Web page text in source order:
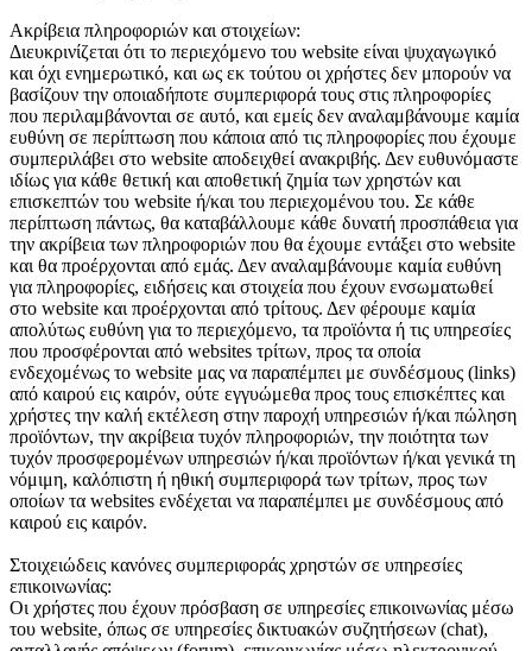
Ακρίβεια πληροφοριών και στοιχείων:
Διευκρινίζεται ότι το περιεχόμενο του website είναι ψυχαγωγικό
και όχι ενημερωτικό, και ως εκ τούτου οι χρήστες δεν μπορούν να
βασίζουν την οποιαδήποτε συμπεριφορά τους στις πληροφορίες
που περιλαμβάνονται σε αυτό, και εμείς δεν αναλαμβάνουμε καμία
ευθύνη σε περίπτωση που κάποια από τις πληροφορίες που έχουμε
συμπεριλάβει στο website αποδειχθεί ανακριβής. Δεν ευθυνόμαστε
ιδίως για κάθε θετική και αποθετική ζημία των χρηστών και
επισκεπτών του website ή/και του περιεχομένου του. Σε κάθε
περίπτωση πάντως, θα καταβάλλουμε κάθε δυνατή προσπάθεια για
την ακρίβεια των πληροφοριών που θα έχουμε εντάξει στο website
και θα προέρχονται από εμάς. Δεν αναλαμβάνουμε καμία ευθύνη
για πληροφορίες, ειδήσεις και στοιχεία που έχουν ενσωματωθεί
στο website και προέρχονται από τρίτους. Δεν φέρουμε καμία
απολύτως ευθύνη για το περιεχόμενο, τα προϊόντα ή τις υπηρεσίες
που προσφέρονται από websites τρίτων, προς τα οποία
ενδεχομένως το website μας να παραπέμπει με συνδέσμους (links)
από καιρού εις καιρόν, ούτε εγγυώμεθα προς τους επισκέπτες και
χρήστες την καλή εκτέλεση στην παροχή υπηρεσιών ή/και πώληση
προϊόντων, την ακρίβεια τυχόν πληροφοριών, την ποιότητα των
τυχόν προσφερομένων υπηρεσιών ή/και προϊόντων ή/και γενικά τη
νόμιμη, καλόπιστη ή ηθική συμπεριφορά των τρίτων, προς των
οποίων τα websites ενδέχεται να παραπέμπει με συνδέσμους από
καιρού εις καιρόν.
Στοιχειώδεις κανόνες συμπεριφοράς χρηστών σε υπηρεσίες
επικοινωνίας:
Οι χρήστες που έχουν πρόσβαση σε υπηρεσίες επικοινωνίας μέσω
του website, όπως σε υπηρεσίες δικτυακών συζητήσεων (chat),